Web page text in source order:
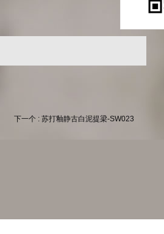
下一个 : 苏打釉静古白泥提梁-SW023